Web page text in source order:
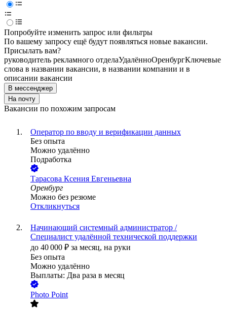
Попробуйте изменить запрос или фильтры
По вашему запросу ещё будут появляться новые вакансии.
Присылать вам?
руководитель рекламного отделаУдалённоОренбургКлючевые
слова в названии вакансии, в названии компании и в
описании вакансии
В мессенджер
На почту
Вакансии по похожим запросам
Оператор по вводу и верификации данных
Без опыта
Можно удалённо
Подработка
Тарасова Ксения Евгеньевна
Оренбург
Можно без резюме
Откликнуться
Начинающий системный администратор /
Специалист удалённой технической поддержки
до 40 000 ₽ за месяц, на руки
Без опыта
Можно удалённо
Выплаты: Два раза в месяц
Photo Point